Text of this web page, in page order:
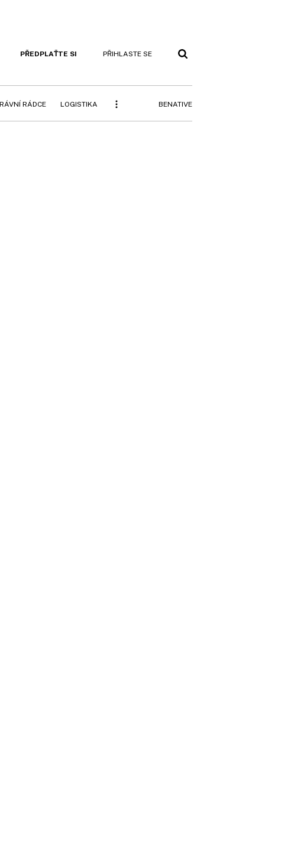
PŘEDPLAŤTE SI PŘIHLASTE SE
RÁDCE LOGISTIKA BENATIVE